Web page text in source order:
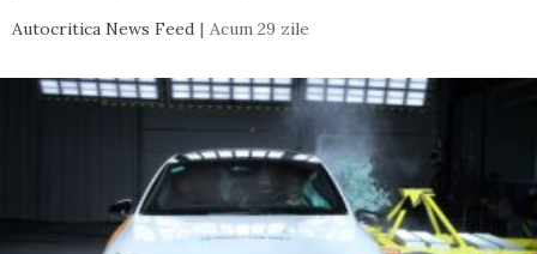
Autocritica News Feed Acum 29 zile